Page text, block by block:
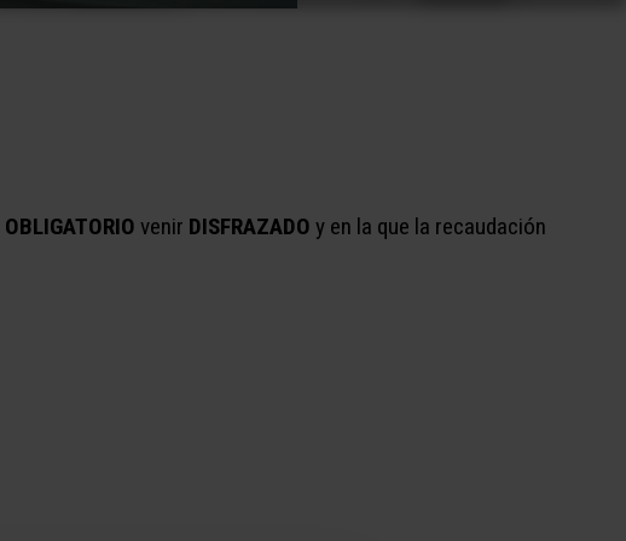
OBLIGATORIO venir DISFRAZADO y en la que la recaudación